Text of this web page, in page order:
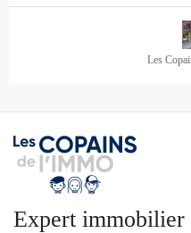
Les
Expert immobilier